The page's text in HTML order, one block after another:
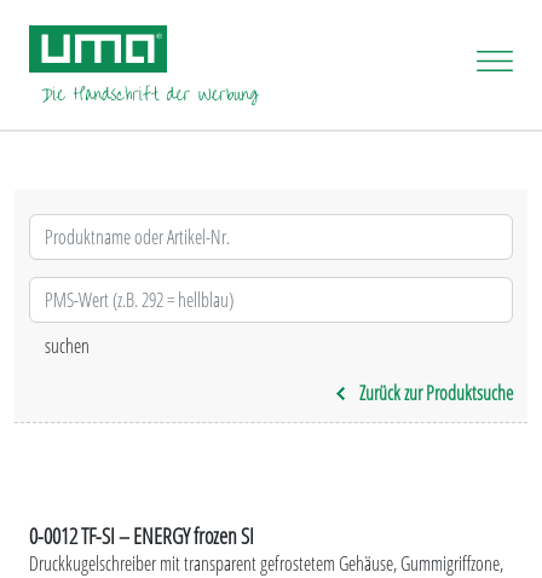
Zurück zur Produktsuche
0-0012 TF-SI – ENERGY frozen SI
Druckkugelschreiber mit transparent gefrostetem Gehäuse, Gummigriffzone,